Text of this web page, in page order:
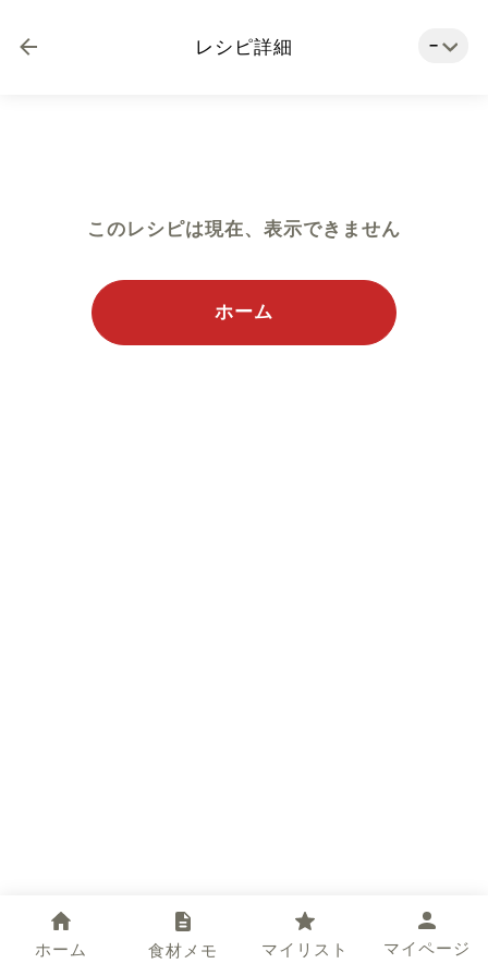
レシピ詳細 −
このレシピは現在、表示できません
ホーム
ホーム 食材メモ マイリスト マイページ